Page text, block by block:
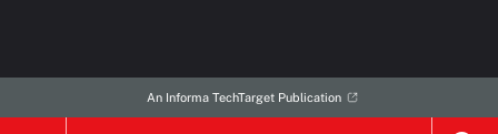
An Informa TechTarget Publication